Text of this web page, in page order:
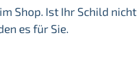
Shop. Ist Ihr Schild nicht
es für Sie.